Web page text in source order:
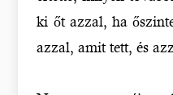
ki őt azzal, ha
azzal, amit tett, és